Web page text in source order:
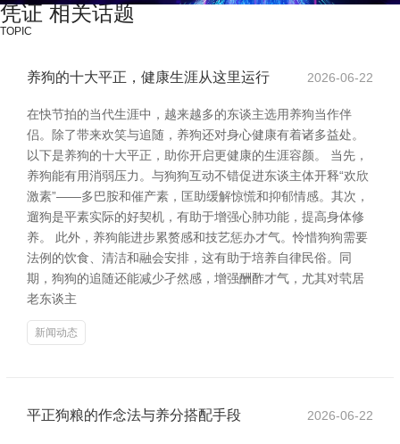
凭证 相关话题
TOPIC
养狗的十大平正，健康生涯从这里运行 2026-06-22
在快节拍的当代生涯中，越来越多的东谈主选用养狗当作伴
侣。除了带来欢笑与追随，养狗还对身心健康有着诸多益处。
以下是养狗的十大平正，助你开启更健康的生涯容颜。 当先，
养狗能有用消弱压力。与狗狗互动不错促进东谈主体开释“欢欣
激素”——多巴胺和催产素，匡助缓解惊慌和抑郁情感。其次，
遛狗是平素实际的好契机，有助于增强心肺功能，提高身体修
养。 此外，养狗能进步累赘感和技艺惩办才气。怜惜狗狗需要
法例的饮食、清洁和融会安排，这有助于培养自律民俗。同
期，狗狗的追随还能减少孑然感，增强酬酢才气，尤其对茕居
老东谈主
新闻动态
平正狗粮的作念法与养分搭配手段 2026-06-22